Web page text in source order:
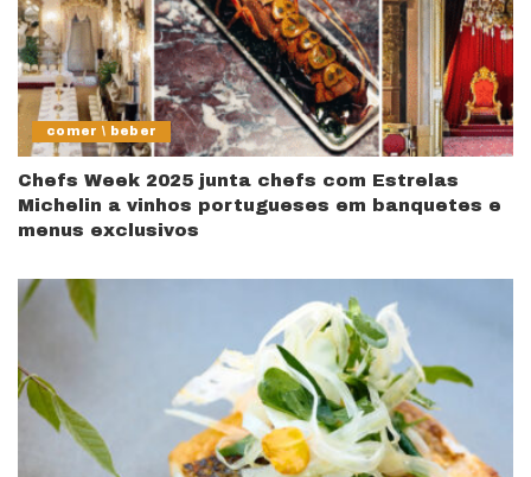
comer \ beber
Chefs Week 2025 junta chefs com Estrelas
Michelin a vinhos portugueses em banquetes e
menus exclusivos